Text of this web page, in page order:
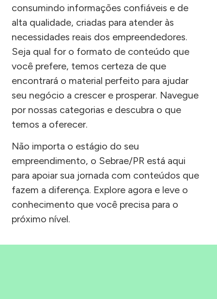
consumindo informações confiáveis e de
alta qualidade, criadas para atender às
necessidades reais dos empreendedores.
Seja qual for o formato de conteúdo que
você prefere, temos certeza de que
encontrará o material perfeito para ajudar
seu negócio a crescer e prosperar. Navegue
por nossas categorias e descubra o que
temos a oferecer.
Não importa o estágio do seu
empreendimento, o Sebrae/PR está aqui
para apoiar sua jornada com conteúdos que
fazem a diferença. Explore agora e leve o
conhecimento que você precisa para o
próximo nível.